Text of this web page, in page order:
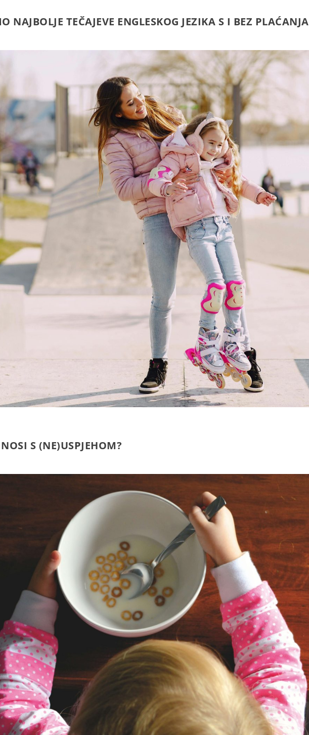
NAJBOLJE TEČAJEVE ENGLESKOG JEZIKA S I BEZ PLAĆANJA
S (NE)USPJEHOM?